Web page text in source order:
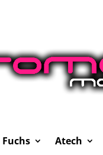
Fuchs Atech